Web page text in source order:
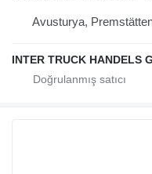
Avusturya,
INTER TRUCK HANDELS